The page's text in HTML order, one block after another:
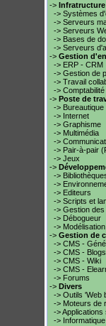
-> Infratructure
-> Systèmes
-> Serveurs
-> Serveurs
-> Bases de
-> Serveurs
-> Gestion
-> ERP - CRM
-> Gestion de
-> Travail
-> Comptabilité
-> Poste de
-> Bureautique
-> Internet
-> Graphisme
-> Multimédia
->
-> Pair-à-pair
-> Jeux
->
->
->
-> Editeurs
-> Scripts et
-> Gestion
-> Débogueur
-> Modélisation
-> Gestion de
-> CMS -
-> CMS - Blogs
-> CMS - Wiki
-> CMS -
-> Forums
-> Divers
-> Outils 'Web
-> Moteurs de
-> Applications
->